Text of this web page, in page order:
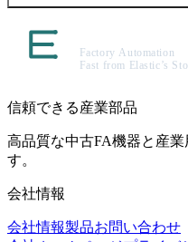
信頼できる産業部品
高品質な中古FA機器と産
す。
会社情報
会社情報製品お問い合わせ